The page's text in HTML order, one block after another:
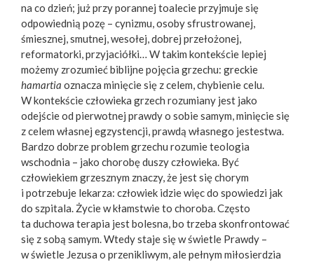
na co dzień; już przy porannej toalecie przyjmuje się
odpowiednią pozę – cynizmu, osoby sfrustrowanej,
śmiesznej, smutnej, wesołej, dobrej przełożonej,
reformatorki, przyjaciółki… W takim kontekście lepiej
możemy zrozumieć biblijne pojęcia grzechu: greckie
hamartia oznacza minięcie się z celem, chybienie celu.
W kontekście człowieka grzech rozumiany jest jako
odejście od pierwotnej prawdy o sobie samym, minięcie się
z celem własnej egzystencji, prawdą własnego jestestwa.
Bardzo dobrze problem grzechu rozumie teologia
wschodnia – jako chorobę duszy człowieka. Być
człowiekiem grzesznym znaczy, że jest się chorym
i potrzebuje lekarza: człowiek idzie więc do spowiedzi jak
do szpitala. Życie w kłamstwie to choroba. Często
ta duchowa terapia jest bolesna, bo trzeba skonfrontować
się z sobą samym. Wtedy staje się w świetle Prawdy –
w świetle Jezusa o przenikliwym, ale pełnym miłosierdzia